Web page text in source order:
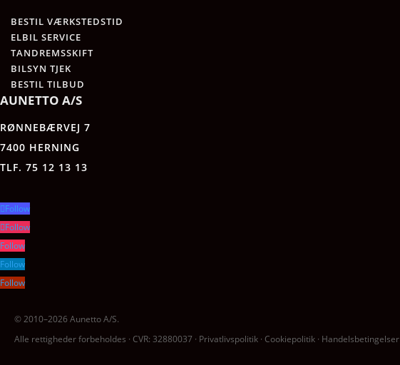
BESTIL VÆRKSTEDSTID
ELBIL SERVICE
TANDREMSSKIFT
BILSYN TJEK
BESTIL TILBUD
AUNETTO A/S
RØNNEBÆRVEJ 7
7400 HERNING
TLF. 75 12 13 13
Follow
Follow
Follow
Follow
Follow
© 2010–2026 Aunetto A/S.
Alle rettigheder forbeholdes · CVR: 32880037 · Privatlivspolitik · Cookiepolitik · Handelsbetingelser